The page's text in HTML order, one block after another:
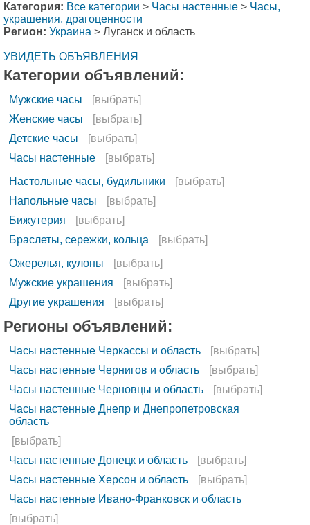
Категория: Все категории > Часы настенные > Часы,
украшения, драгоценности
Регион: Украина > Луганск и область
УВИДЕТЬ ОБЪЯВЛЕНИЯ
Категории объявлений:
Мужские часы
[выбрать]
Женские часы
[выбрать]
Детские часы
[выбрать]
Часы настенные
[выбрать]
Настольные часы, будильники
[выбрать]
Напольные часы
[выбрать]
Бижутерия
[выбрать]
Браслеты, сережки, кольца
[выбрать]
Ожерелья, кулоны
[выбрать]
Мужские украшения
[выбрать]
Другие украшения
[выбрать]
Регионы объявлений:
Часы настенные Черкассы и область
[выбрать]
Часы настенные Чернигов и область
[выбрать]
Часы настенные Черновцы и область
[выбрать]
Часы настенные Днепр и Днепропетровская
область
[выбрать]
Часы настенные Донецк и область
[выбрать]
Часы настенные Херсон и область
[выбрать]
Часы настенные Ивано-Франковск и область
[выбрать]